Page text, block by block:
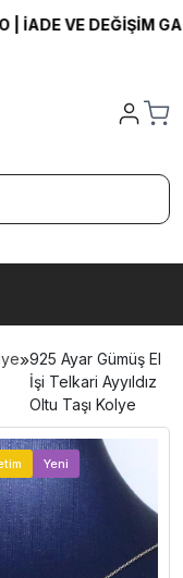
VE DEĞİŞİM
»925 Ayar Gümüş El
İşi Telkari Ayyıldız
Oltu Taşı Kolye
Yeni